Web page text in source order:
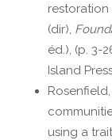
restoration
(dir),
éd.), (p. 3-
Island
using a